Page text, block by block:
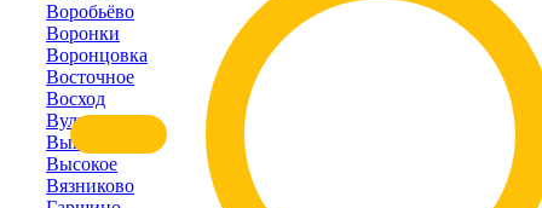
Воробьёво
Воронки
Воронцовка
Восточное
Восход
Вулкановка
Выпасное
Высокое
Вязниково